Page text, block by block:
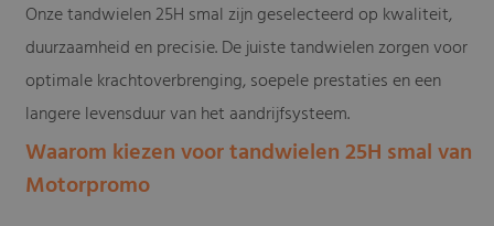
Onze tandwielen 25H smal zijn geselecteerd op kwaliteit,
duurzaamheid en precisie. De juiste tandwielen zorgen voor
optimale krachtoverbrenging, soepele prestaties en een
langere levensduur van het aandrijfsysteem.
Waarom kiezen voor tandwielen 25H smal van
Motorpromo